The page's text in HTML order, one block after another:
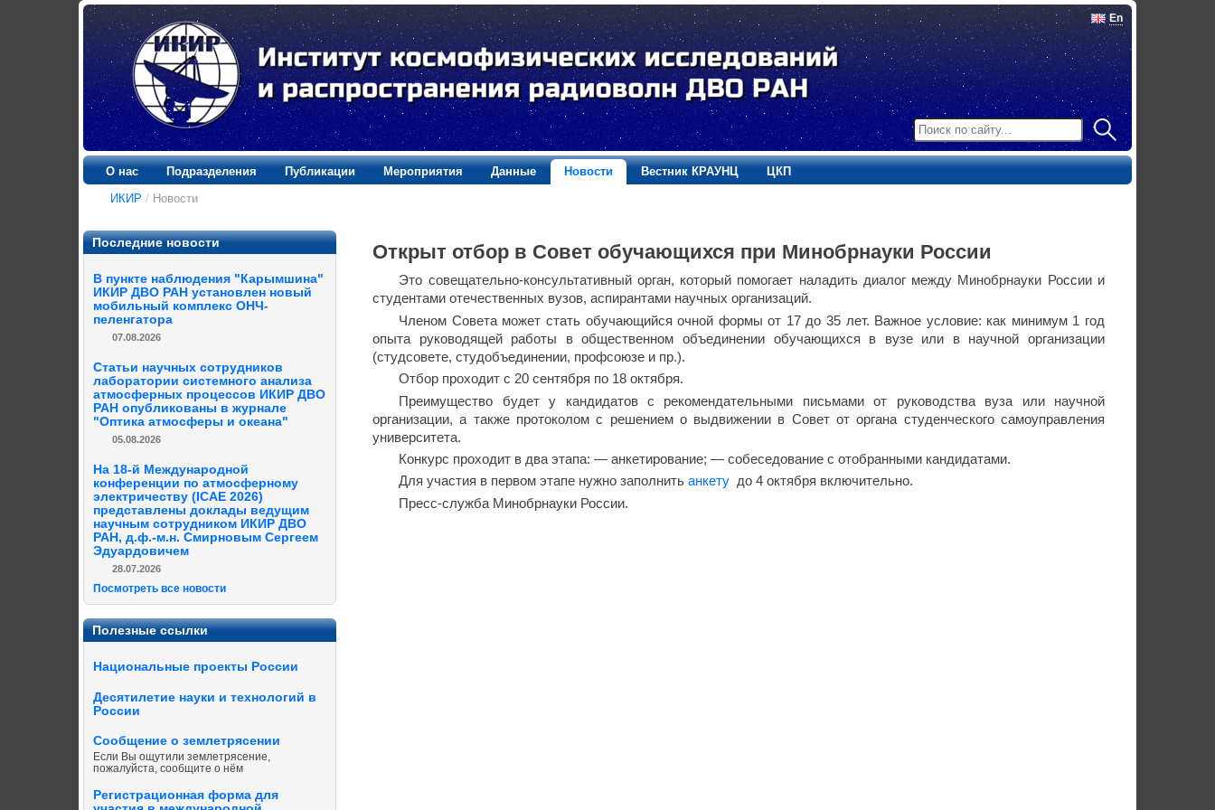
En
О нас Подразделения Публикации Мероприятия Данные Новости Вестник КРАУНЦ
ЦКП
ИКИР / Новости
Последние новости
В пункте наблюдения "Карымшина"
ИКИР ДВО РАН установлен новый
мобильный комплекс ОНЧ-
пеленгатора
07.08.2026
Статьи научных сотрудников
лаборатории системного анализа
атмосферных процессов ИКИР ДВО
РАН опубликованы в журнале
"Оптика атмосферы и океана"
05.08.2026
На 18-й Международной
конференции по атмосферному
электричеству (ICAE 2026)
представлены доклады ведущим
научным сотрудником ИКИР ДВО
РАН, д.ф.-м.н. Смирновым Сергеем
Эдуардовичем
28.07.2026
Посмотреть все новости
Полезные ссылки
Национальные проекты России
Десятилетие науки и технологий в
России
Сообщение о землетрясении
Если Вы ощутили землетрясение,
пожалуйста, сообщите о нём
Регистрационная форма для
Открыт отбор в Совет обучающихся при Минобрнауки России
Это совещательно-консультативный орган, который помогает наладить диалог между Минобрнауки России и
студентами отечественных вузов, аспирантами научных организаций.
Членом Совета может стать обучающийся очной формы от 17 до 35 лет. Важное условие: как минимум 1 год
опыта руководящей работы в общественном объединении обучающихся в вузе или в научной организации
(студсовете, студобъединении, профсоюзе и пр.).
Отбор проходит с 20 сентября по 18 октября. ️
Преимущество будет у кандидатов с рекомендательными письмами от руководства вуза или научной
организации, а также протоколом с решением о выдвижении в Совет от органа студенческого самоуправления
университета.
Конкурс проходит в два этапа: — анкетирование; — собеседование с отобранными кандидатами.
Для участия в первом этапе нужно заполнитьанкету до 4 октября включительно.
Пресс-служба Минобрнауки России.